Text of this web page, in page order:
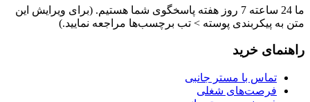
ما 24 ساعته 7 روز هفته پاسخگوی شما هستیم. (برای ویرایش این
متن به پیکربندی پوسته > تب برچسب‌ها مراجعه نمایید.)
راهنمای خرید
تماس با مستر جانبی
فرصت‌های شغلی